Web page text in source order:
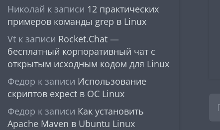
Николай к записи 12 практических
примеров команды grep в Linux
Vt к записи Rocket.Chat —
бесплатный корпоративный чат с
открытым исходным кодом для Linux
Федор к записи Использование
скриптов expect в ОС Linux
Федор к записи Как установить
Apache Maven в Ubuntu Linux